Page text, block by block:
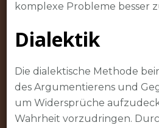
komplexe Probleme besser
Dialektik
Die dialektische Methode
des Argumentierens und
um Widersprüche
Wahrheit vorzudringen.